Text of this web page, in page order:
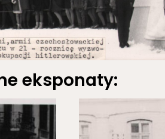
eksponaty: